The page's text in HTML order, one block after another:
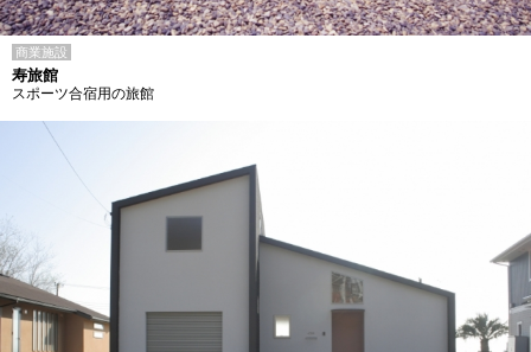
商業施設
寿旅館
スポーツ合宿用の旅館